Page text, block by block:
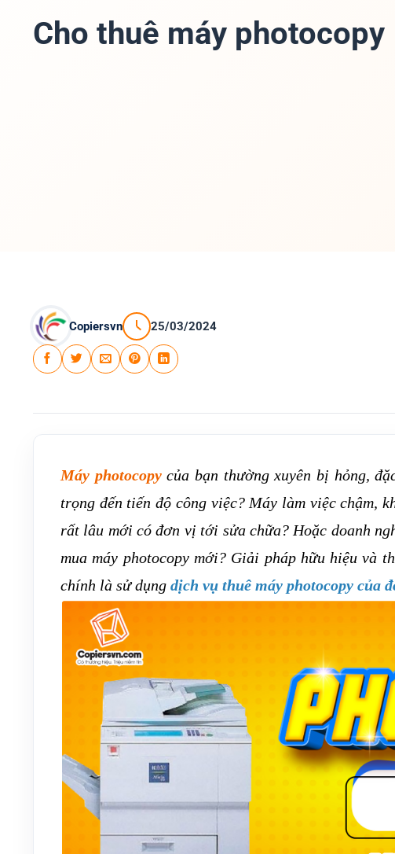
Cho thuê máy photocopy
Copiersvn 25/03/2024
Máy photocopycủa bạn thường xuyên bị hỏng,
trọng đến tiến độ công việc? Máy làm việc chậm,
rất lâu mới có đơn vị tới sửa chữa? Hoặc doanh
mua máy photocopy mới? Giải pháp hữu hiệu và
chính là sử dụng dịch vụ thuê máy photocopy của